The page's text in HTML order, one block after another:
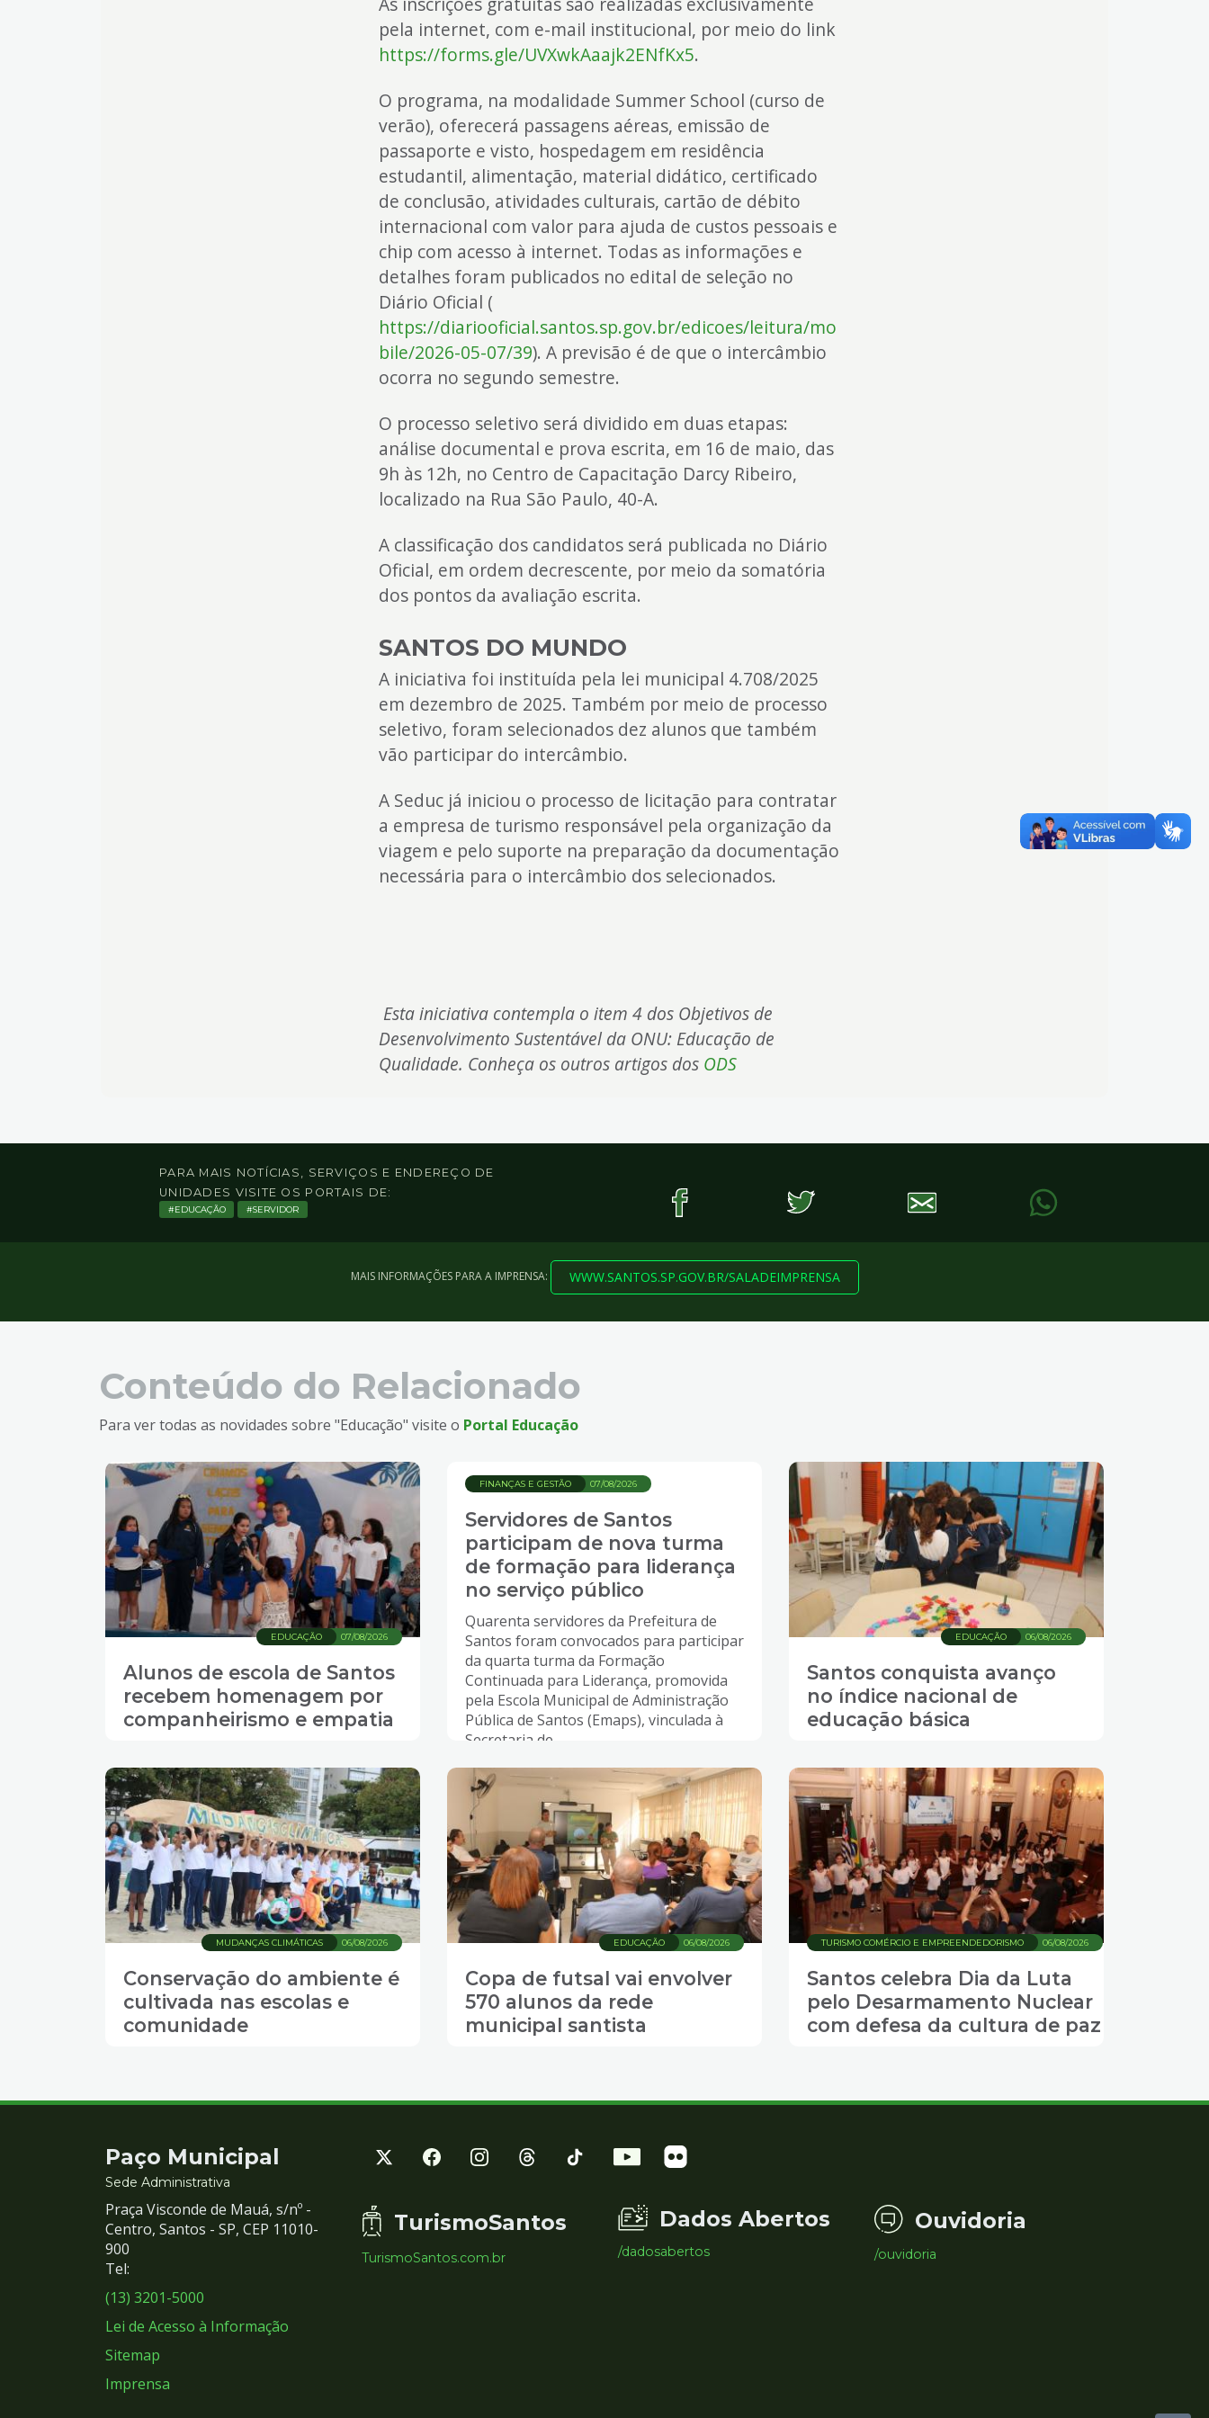
pela internet, com e-mail institucional, por meio do link
https://forms.gle/UVXwkAaajk2ENfKx5.
O programa, na modalidade Summer School (curso de
verão), oferecerá passagens aéreas, emissão de
passaporte e visto, hospedagem em residência
estudantil, alimentação, material didático, certificado
de conclusão, atividades culturais, cartão de débito
internacional com valor para ajuda de custos pessoais e
chip com acesso à internet. Todas as informações e
detalhes foram publicados no edital de seleção no
Diário Oficial (
https://diariooficial.santos.sp.gov.br/edicoes/leitura/mo
bile/2026-05-07/39). A previsão é de que o intercâmbio
ocorra no segundo semestre.
O processo seletivo será dividido em duas etapas:
análise documental e prova escrita, em 16 de maio, das
9h às 12h, no Centro de Capacitação Darcy Ribeiro,
localizado na Rua São Paulo, 40-A.
A classificação dos candidatos será publicada no Diário
Oficial, em ordem decrescente, por meio da somatória
dos pontos da avaliação escrita.
SANTOS DO MUNDO
A iniciativa foi instituída pela lei municipal 4.708/2025
em dezembro de 2025. Também por meio de processo
seletivo, foram selecionados dez alunos que também
vão participar do intercâmbio.
A Seduc já iniciou o processo de licitação para contratar
a empresa de turismo responsável pela organização da
viagem e pelo suporte na preparação da documentação
necessária para o intercâmbio dos selecionados.
Esta iniciativa contempla o item 4 dos Objetivos de
Desenvolvimento Sustentável da ONU: Educação de
Qualidade. Conheça os outros artigos dos ODS
PARA MAIS NOTÍCIAS, SERVIÇOS E ENDEREÇO DE
UNIDADES VISITE OS PORTAIS DE:
EDUCAÇÃO SERVIDOR
MAIS INFORMAÇÕES PARA A IMPRENSA: WWW.SANTOS.SP.GOV.BR/SALADEIMPRENSA
Conteúdo do Relacionado
Para ver todas as novidades sobre "Educação" visite o Portal Educação
07/08/2026
EDUCAÇÃO
Alunos de escola de Santos
recebem homenagem por
companheirismo e empatia
07/08/2026
FINANÇAS E GESTÃO
Servidores de Santos
participam de nova turma
de formação para liderança
no serviço público
Quarenta servidores da Prefeitura de
Santos foram convocados para participar
da quarta turma da Formação
Continuada para Liderança, promovida
pela Escola Municipal de Administração
Pública de Santos (Emaps), vinculada à
Secretaria de...
06/08/2026
EDUCAÇÃO
Santos conquista avanço
no índice nacional de
educação básica
06/08/2026
MUDANÇAS CLIMÁTICAS
Conservação do ambiente é
cultivada nas escolas e
comunidade
06/08/2026
EDUCAÇÃO
Copa de futsal vai envolver
570 alunos da rede
municipal santista
06/08/2026
TURISMO COMÉRCIO E EMPREENDEDORISMO
Santos celebra Dia da Luta
pelo Desarmamento Nuclear
com defesa da cultura de paz
Contato
e
Redes
Sociais
Paço Municipal
Sede Administrativa
Praça Visconde de Mauá, s/nº -
Centro, Santos - SP, CEP 11010-
900
Tel:
(13) 3201-5000
Lei de Acesso à Informação
Sitemap
Imprensa
TurismoSantos
TurismoSantos.com.br
Dados Abertos
/dadosabertos
Ouvidoria
/ouvidoria